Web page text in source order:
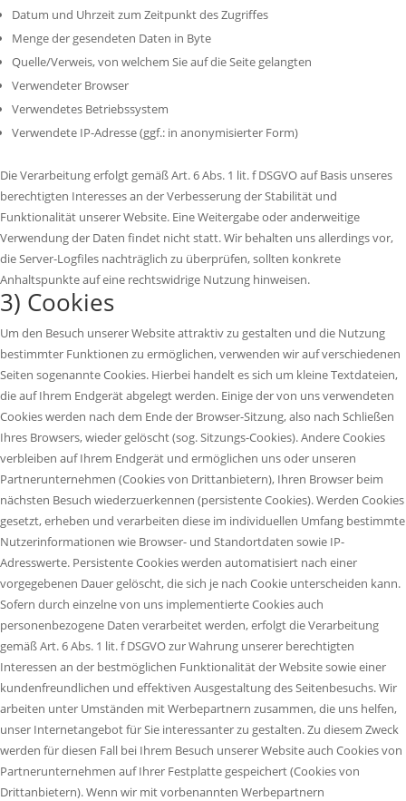
Datum und Uhrzeit zum Zeitpunkt des Zugriffes
Menge der gesendeten Daten in Byte
Quelle/Verweis, von welchem Sie auf die Seite gelangten
Verwendeter Browser
Verwendetes Betriebssystem
Verwendete IP-Adresse (ggf.: in anonymisierter Form)
Die Verarbeitung erfolgt gemäß Art. 6 Abs. 1 lit. f DSGVO auf Basis unseres
berechtigten Interesses an der Verbesserung der Stabilität und
Funktionalität unserer Website. Eine Weitergabe oder anderweitige
Verwendung der Daten findet nicht statt. Wir behalten uns allerdings vor,
die Server-Logfiles nachträglich zu überprüfen, sollten konkrete
Anhaltspunkte auf eine rechtswidrige Nutzung hinweisen.
3) Cookies
Um den Besuch unserer Website attraktiv zu gestalten und die Nutzung
bestimmter Funktionen zu ermöglichen, verwenden wir auf verschiedenen
Seiten sogenannte Cookies. Hierbei handelt es sich um kleine Textdateien,
die auf Ihrem Endgerät abgelegt werden. Einige der von uns verwendeten
Cookies werden nach dem Ende der Browser-Sitzung, also nach Schließen
Ihres Browsers, wieder gelöscht (sog. Sitzungs-Cookies). Andere Cookies
verbleiben auf Ihrem Endgerät und ermöglichen uns oder unseren
Partnerunternehmen (Cookies von Drittanbietern), Ihren Browser beim
nächsten Besuch wiederzuerkennen (persistente Cookies). Werden Cookies
gesetzt, erheben und verarbeiten diese im individuellen Umfang bestimmte
Nutzerinformationen wie Browser- und Standortdaten sowie IP-
Adresswerte. Persistente Cookies werden automatisiert nach einer
vorgegebenen Dauer gelöscht, die sich je nach Cookie unterscheiden kann.
Sofern durch einzelne von uns implementierte Cookies auch
personenbezogene Daten verarbeitet werden, erfolgt die Verarbeitung
gemäß Art. 6 Abs. 1 lit. f DSGVO zur Wahrung unserer berechtigten
Interessen an der bestmöglichen Funktionalität der Website sowie einer
kundenfreundlichen und effektiven Ausgestaltung des Seitenbesuchs. Wir
arbeiten unter Umständen mit Werbepartnern zusammen, die uns helfen,
unser Internetangebot für Sie interessanter zu gestalten. Zu diesem Zweck
werden für diesen Fall bei Ihrem Besuch unserer Website auch Cookies von
Partnerunternehmen auf Ihrer Festplatte gespeichert (Cookies von
Drittanbietern). Wenn wir mit vorbenannten Werbepartnern